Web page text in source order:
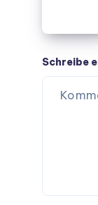
Schreibe